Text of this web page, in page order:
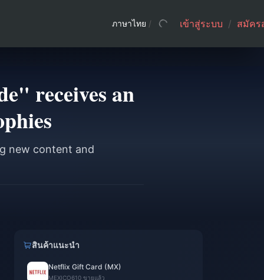
ภาษาไทย / เข้าสู่ระบบ / สมัคร
receives an
new content and
สินค้าแนะนำ
Netflix Gift Card (MX)
MEXICO610 ขายแล้ว